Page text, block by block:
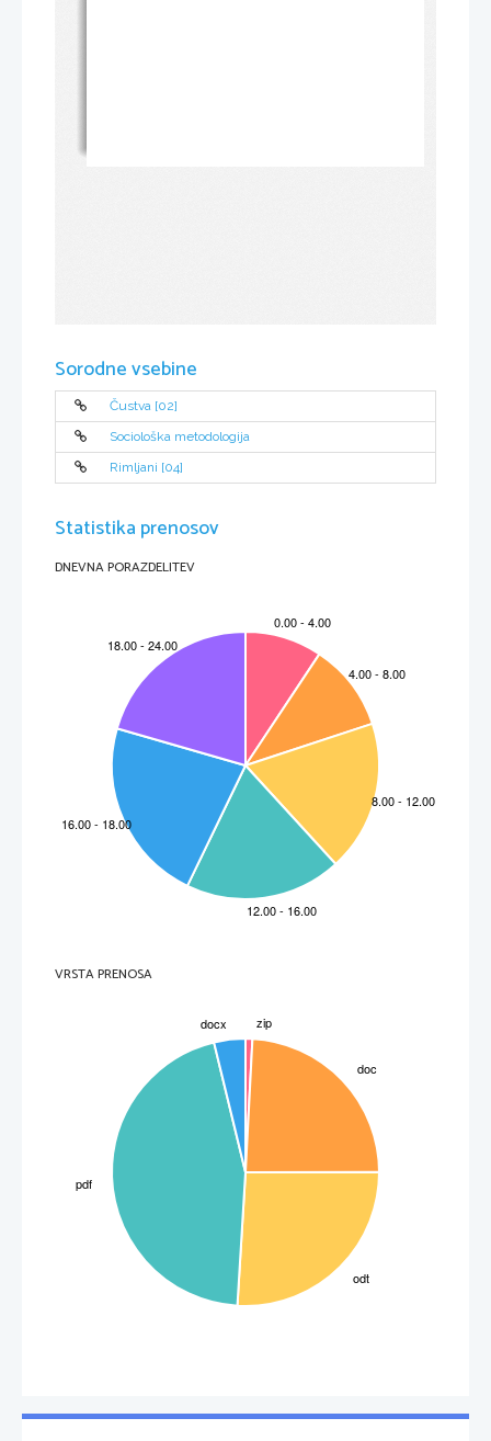
Sorodne vsebine
Čustva [02]
Sociološka metodologija
Rimljani [04]
Statistika prenosov
DNEVNA PORAZDELITEV
VRSTA PRENOSA